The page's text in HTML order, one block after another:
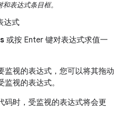
表达式条目框。
达式
或按 Enter 键对表达式求值一
监视的表达式，您可以将其拖动
视的表达式。
码时，受监视的表达式将会更